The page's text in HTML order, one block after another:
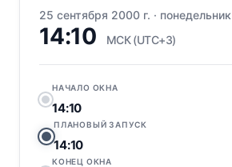
25 сентября 2000 г. · понедельник
14:10 МСК (UTC+3)
НАЧАЛО ОКНА
14:10
ПЛАНОВЫЙ ЗАПУСК
14:10
КОНЕЦ ОКНА